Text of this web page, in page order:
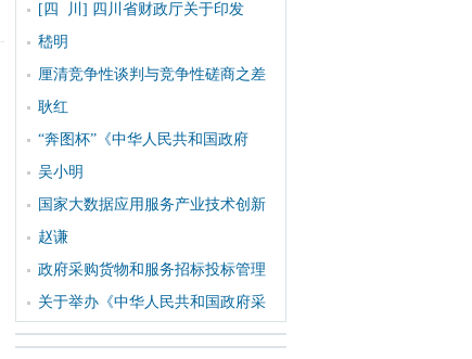
[四 川] 四川省财政厅关于印发
嵇明
厘清竞争性谈判与竞争性磋商之差
耿红
“奔图杯”《中华人民共和国政府
吴小明
国家大数据应用服务产业技术创新
赵谦
政府采购货物和服务招标投标管理
关于举办《中华人民共和国政府采